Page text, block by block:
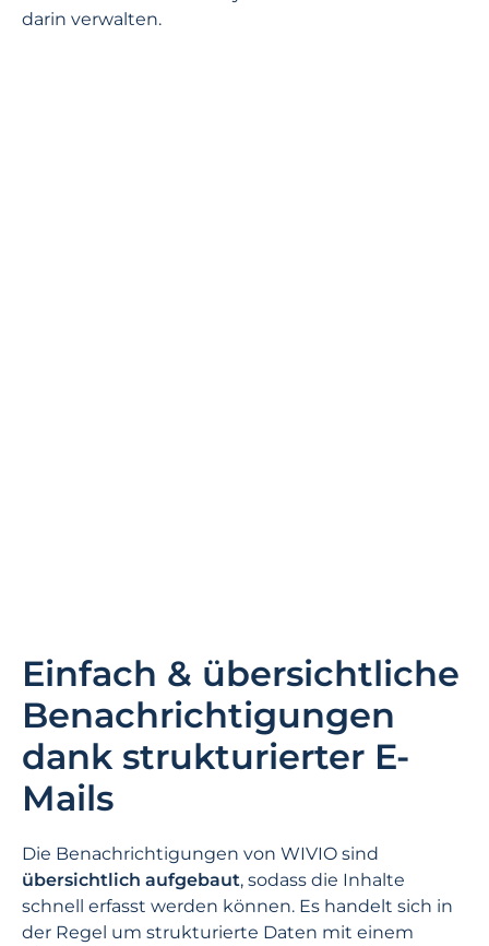
darin verwalten.
Einfach & übersichtliche
Benachrichtigungen
dank strukturierter E-
Mails
Die Benachrichtigungen von WIVIO sind
übersichtlich aufgebaut, sodass die Inhalte
schnell erfasst werden können. Es handelt sich in
der Regel um strukturierte Daten mit einem